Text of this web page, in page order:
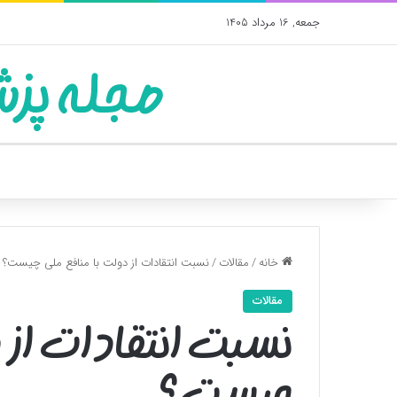
جمعه, 16 مرداد 1405
مجله
خانه/مقالات/نسبت انتقادات از دولت با منافع ملی چیست؟
مقالات
نسبت انتقادات